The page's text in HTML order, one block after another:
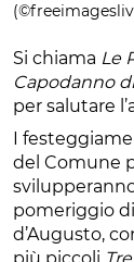
Si chiama Le
Capodanno
per salutare
I
del Comune
pomeriggio
d’Augusto,